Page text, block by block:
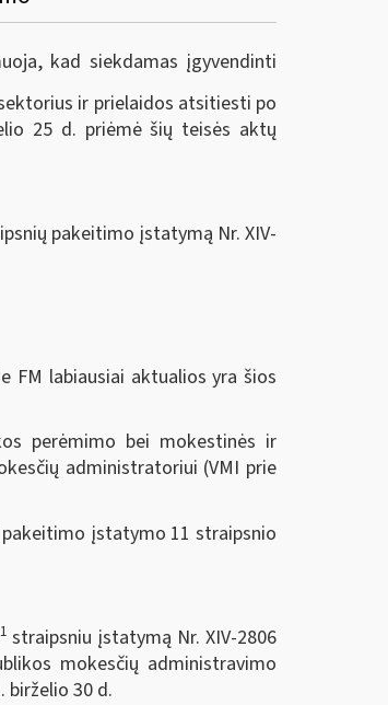
kad siekdamas įgyvendinti
ir prielaidos atsitiesti po
25 d. priėmė šių teisės aktų
pakeitimo įstatymą Nr. XIV-
labiausiai aktualios yra šios
perėmimo bei mokestinės ir
administratoriui (VMI prie
įstatymo 11 straipsnio
1 straipsniu įstatymą Nr. XIV-2806
mokesčių administravimo
30 d.